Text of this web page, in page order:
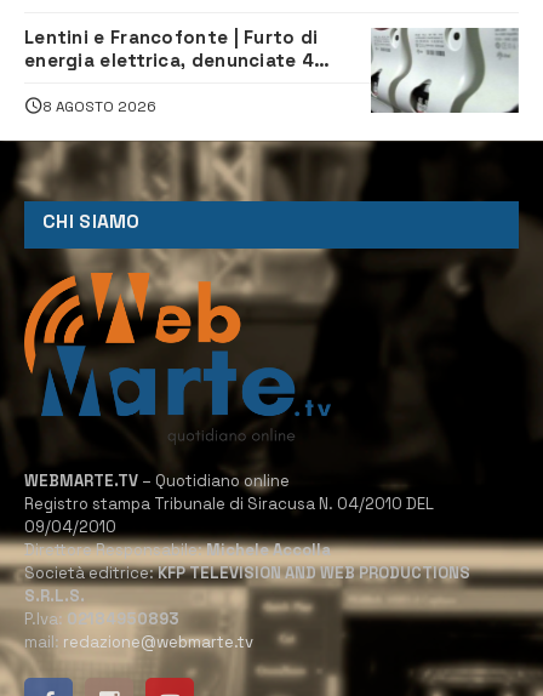
Lentini e Francofonte | Furto di
energia elettrica, denunciate 4
8 AGOSTO 2026
CHI SIAMO
WEBMARTE.TV – Quotidiano online
Registro stampa Tribunale di Siracusa N. 04/2010 DEL
09/04/2010
Direttore Responsabile:Michele Accolla
Società editrice:KFP TELEVISION AND WEB PRODUCTIONS
S.R.L.S.
P.Iva: 02184950893
mail: redazione@webmarte.tv